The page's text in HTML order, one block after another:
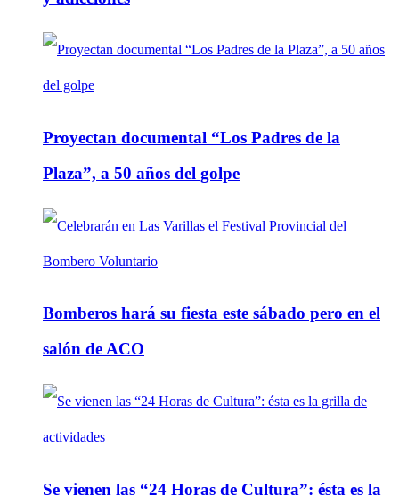
Proyectan documental “Los Padres de la
Plaza”, a 50 años del golpe
Bomberos hará su fiesta este sábado pero en el
salón de ACO
Se vienen las “24 Horas de Cultura”: ésta es la